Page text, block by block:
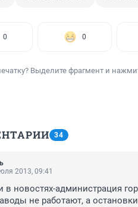
0 0
Выделите фрагмент и
34
2013, 09:41
в новостях-администрация
не работают, а